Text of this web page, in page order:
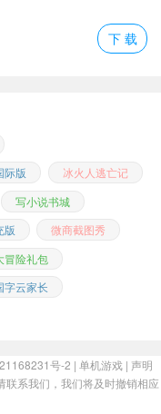
明快；
色的设计，增加了游戏趣
下 载
际版
冰火人逃亡记
写小说书城
版
微商截图秀
冒险礼包
字云家长
号-2 | 单机游戏 | 声明
系我们，我们将及时撤销相应